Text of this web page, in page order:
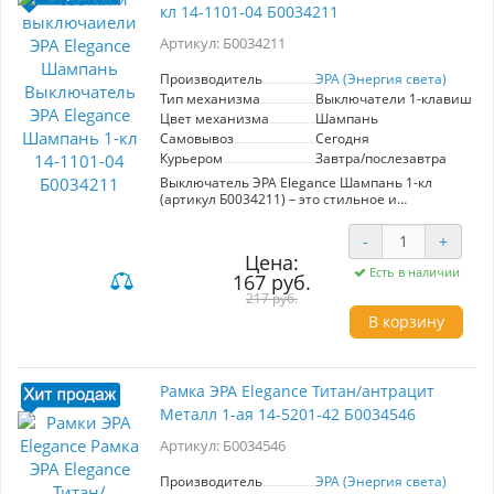
повреждений. Рамка ЭРА Elegance не только
подчеркивающим стиль вашего дома.
качество и эстетическое удовольствие в одном
решении.
кл 14-1101-04 Б0034211
Артикул: Б0034211
Производитель
ЭРА (Энергия света)
Тип механизма
Выключатели 1-
Цвет механизма
Шампань
Самовывоз
Сегодня
Курьером
Завтра/послезавтра
Выключатель ЭРА Elegance Шампань 1-кл
(артикул Б0034211) – это стильное и
интерьера. С изготовленным из качественных
материалов механизмом и элегантным
шампаневым цветом он станет гармоничным
дополнением любого помещения.
Выключатель с 1 клавишей оснащён
автоматическими клеммами, что
обеспечивает надёжную фиксацию кабелей и
производителя ЭРА (Энергия света)
гарантирует высокую надёжность и
долговечность в использовании. Рамка для
этого механизма приобретается отдельно, что
соответствующий вашему дизайну. ЭРА
элемент стиля и комфорта в вашем доме.
Цена:
167 руб.
217 руб.
- +
Есть в наличии
В корзину
Рамка ЭРА Elegance Титан/антрацит
Металл 1-ая 14-5201-42 Б0034546
Артикул: Б0034546
Производитель
ЭРА (Энергия света)